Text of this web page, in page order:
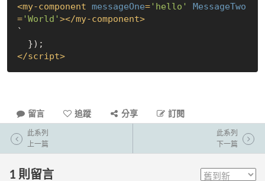
<my-component messageOne='hello'
MessageTwo
='World' ></my-component>
`
</script>
留言 追蹤 分享 訂閱
此系列
上一篇
此系列
下一篇
1 則留言